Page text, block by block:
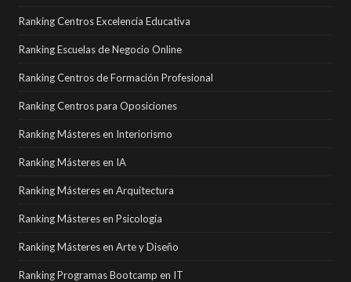
Ranking Centros Excelencia Educativa
Ranking Escuelas de Negocio Online
Ranking Centros de Formación Profesional
Ranking Centros para Oposiciones
Ranking Másteres en Interiorismo
Ranking Másteres en IA
Ranking Másteres en Arquitectura
Ranking Másteres en Psicología
Ranking Másteres en Arte y Diseño
Ranking Programas Bootcamp en IT